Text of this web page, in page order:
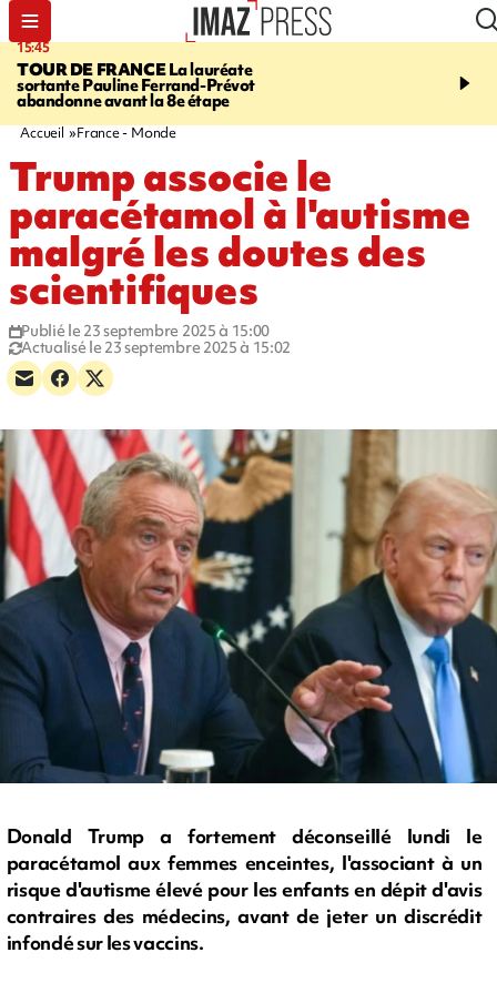
15:45
TOUR DE FRANCELa lauréate
sortante Pauline Ferrand-Prévot
abandonne avant la 8e étape
20:17
routière, concours de
Accueil France - Monde
Trump associe le
paracétamol à l'autisme
malgré les doutes des
scientifiques
Publié le 23 septembre 2025 à 15:00
Actualisé le 23 septembre 2025 à 15:02
Donald Trump a fortement déconseillé lundi le
paracétamol aux femmes enceintes, l'associant à un
risque d'autisme élevé pour les enfants en dépit d'avis
contraires des médecins, avant de jeter un discrédit
infondé sur les vaccins.